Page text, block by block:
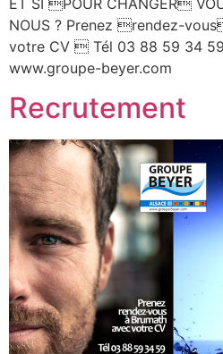
NOUS ? Prenez rendez-
votre CV  Tél 03 88 59 34
www.groupe-beyer.com
Recrutement